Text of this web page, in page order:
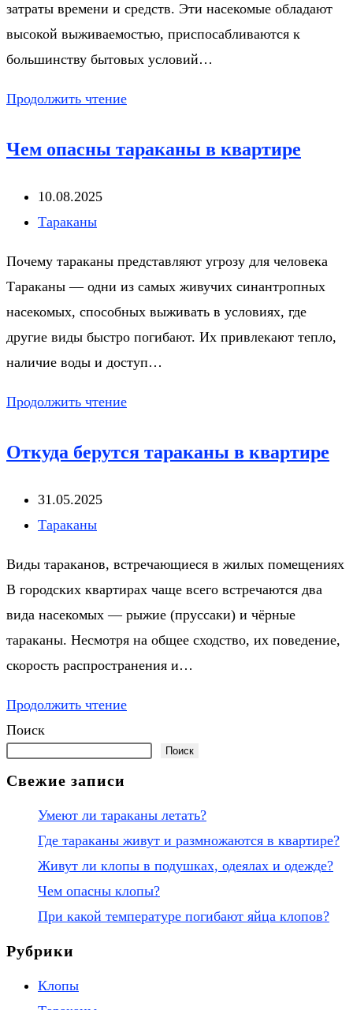
затраты времени и средств. Эти насекомые обладают
высокой выживаемостью, приспосабливаются к
большинству бытовых условий…
Продолжить чтениеЧего
тараканы
Чем опасны тараканы в квартире
Запись
опубликована:
10.08.2025
Рубрика
Тараканы
Почему тараканы представляют угрозу для человека
Тараканы — одни из самых живучих синантропных
насекомых, способных выживать в условиях, где
другие виды быстро погибают. Их привлекают тепло,
наличие воды и доступ…
Продолжить чтениеЧем
тараканы
Откуда берутся тараканы в квартире
Запись
опубликована:
31.05.2025
Рубрика
Тараканы
Виды тараканов, встречающиеся в жилых помещениях
В городских квартирах чаще всего встречаются два
вида насекомых — рыжие (пруссаки) и чёрные
тараканы. Несмотря на общее сходство, их поведение,
скорость распространения и…
Продолжить чтениеОткуда
тараканы
Поиск
Поиск
Свежие записи
Умеют ли тараканы летать?
Где тараканы живут и размножаются в квартире?
Живут ли клопы в подушках, одеялах и одежде?
Чем опасны клопы?
При какой температуре погибают яйца клопов?
Рубрики
Клопы